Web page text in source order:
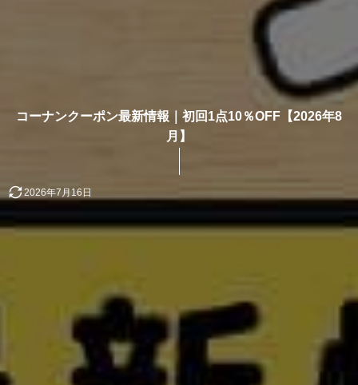
コーナンクーポン最新情報｜初回1点10％OFF【2026年8
月】
2026年7月16日